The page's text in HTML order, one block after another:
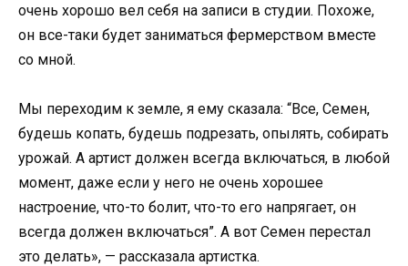
очень хорошо вел себя на записи в студии. Похоже,
он все-таки будет заниматься фермерством вместе
со мной.
Мы переходим к земле, я ему сказала: “Все, Семен,
будешь копать, будешь подрезать, опылять, собирать
урожай. А артист должен всегда включаться, в любой
момент, даже если у него не очень хорошее
настроение, что-то болит, что-то его напрягает, он
всегда должен включаться”. А вот Семен перестал
это делать», — рассказала артистка.